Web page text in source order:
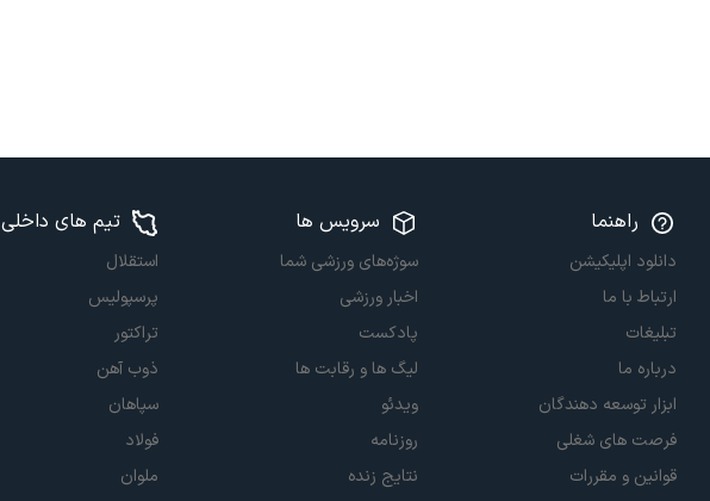
راهنما
دانلود اپلیکیشن
ارتباط با ما
تبلیغات
درباره ما
ابزار توسعه دهندگان
فرصت های شغلی
قوانین و مقررات
سرویس ها
سوژه‌های ورزشی شما
اخبار ورزشی
پادکست
لیگ ها و رقابت ها
ویدئو
روزنامه
نتایج زنده
تیم های داخلی
استقلال
پرسپولیس
تراکتور
ذوب آهن
سپاهان
فولاد
ملوان